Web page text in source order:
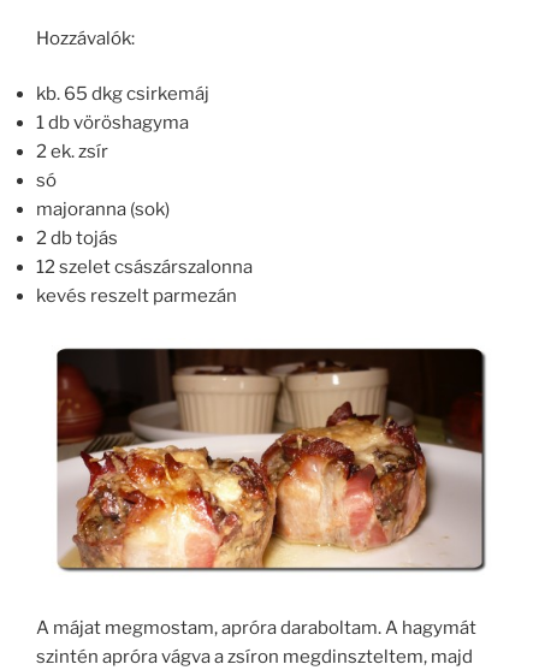
Hozzávalók:
kb. 65 dkg csirkemáj
1 db vöröshagyma
2 ek. zsír
só
majoranna (sok)
2 db tojás
12 szelet császárszalonna
kevés reszelt parmezán
A májat megmostam, apróra daraboltam. A hagymát
szintén apróra vágva a zsíron megdinszteltem, majd